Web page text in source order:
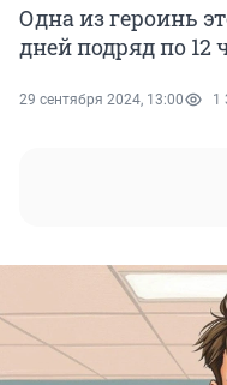
Одна из героинь
дней подряд по 12
29 сентября 2024, 13:00 1